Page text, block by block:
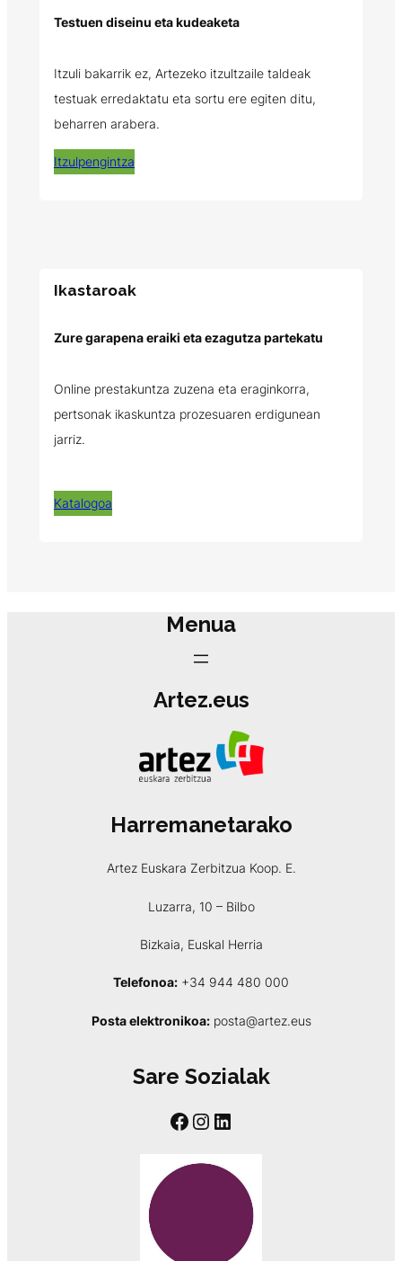
Testuen diseinu eta kudeaketa
Itzuli bakarrik ez, Artezeko itzultzaile taldeak
testuak erredaktatu eta sortu ere egiten ditu,
beharren arabera.
Itzulpengintza
Ikastaroak
Zure garapena eraiki eta ezagutza partekatu
Online prestakuntza zuzena eta eraginkorra,
pertsonak ikaskuntza prozesuaren erdigunean
jarriz.
Katalogoa
Menua
Artez.eus
Harremanetarako
Artez Euskara Zerbitzua Koop. E.
Luzarra, 10 – Bilbo
Bizkaia, Euskal Herria
Telefonoa: +34 944 480 000
Posta elektronikoa:posta@artez.eus
Sare Sozialak
Facebook Instagram LinkedIn